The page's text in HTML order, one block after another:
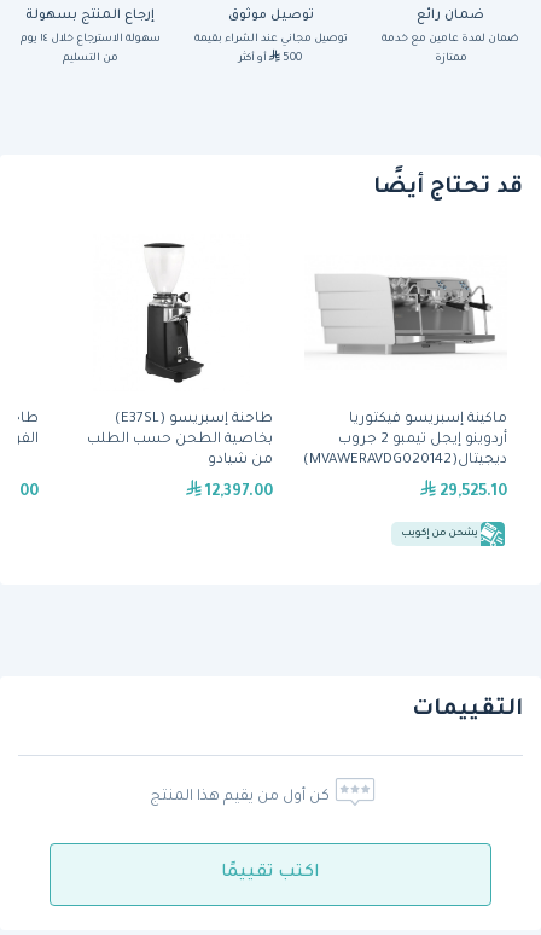
ضمان رائع
ضمان لمدة عامين مع خدمة
ممتازة
توصيل موثوق
توصيل مجاني عند الشراء بقيمة
500
أو أكثر
إرجاع المنتج بسهولة
سهولة الاسترجاع خلال ١٤ يوم
من التسليم
قد تحتاج أيضًا
ماكينة إسبريسو فيكتوريا
أردوينو إيجل تيمبو 2 جروب
ديجيتال(MVAWERAVDG020142)
29,525.10
يشحن من إكويب
طاحنة إسبريسو (E37SL)
بخاصية الطحن حسب الطلب
من شيادو
12,397.00
التقييمات
كن أول من يقيم هذا المنتج
اكتب تقييمًا